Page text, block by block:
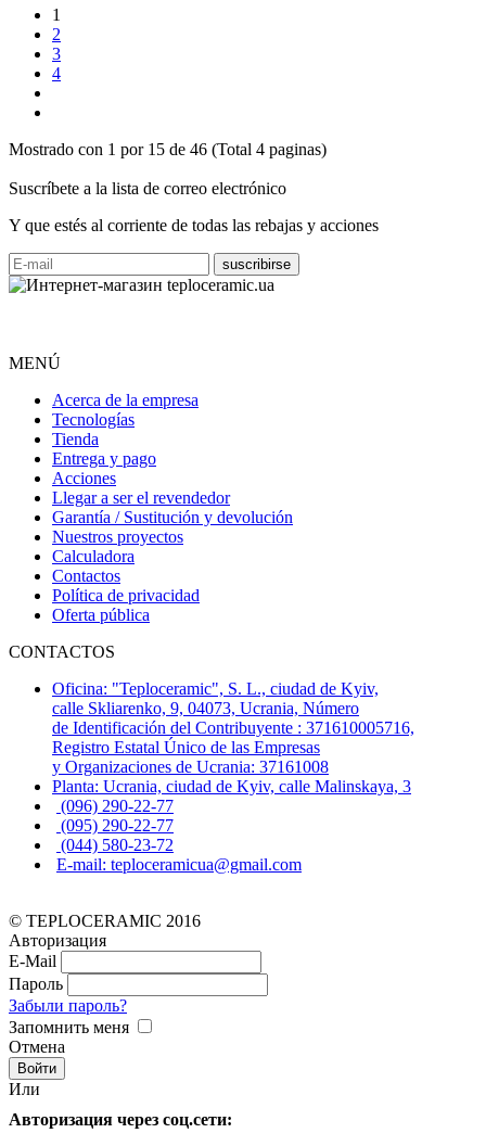
1
2
3
4
Mostrado con 1 por 15 de 46 (Total 4 paginas)
Suscríbete a la lista de correo electrónico
Y que estés al corriente de todas las rebajas y acciones
MENÚ
Acerca de la empresa
Tecnologías
Tienda
Entrega y pago
Acciones
Llegar a ser el revendedor
Garantía / Sustitución y devolución
Nuestros proyectos
Calculadora
Contactos
Política de privacidad
Oferta pública
CONTACTOS
Oficina: "Teploceramic", S. L., ciudad de Kyiv,
calle Skliarenko, 9, 04073, Ucrania, Número
de Identificación del Contribuyente : 371610005716,
Registro Estatal Único de las Empresas
y Organizaciones de Ucrania: 37161008
Planta: Ucrania, ciudad de Kyiv, calle Malinskaya, 3
(096) 290-22-77
(095) 290-22-77
(044) 580-23-72
E-mail: teploceramicua@gmail.com
© TEPLOCERAMIC 2016
Авторизация
E-Mail
Пароль
Забыли пароль?
Запомнить меня
Отмена
Или
Авторизация через соц.сети: